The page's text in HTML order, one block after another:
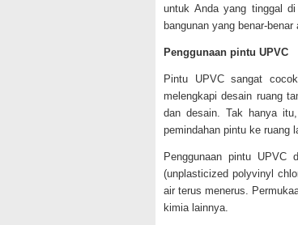
untuk Anda yang tinggal
bangunan yang benar-
Penggunaan pintu UPVC
Pintu UPVC sangat
melengkapi desain ruang
dan desain. Tak hanya
pemindahan pintu ke ruang
Penggunaan pintu UPVC
(unplasticized polyvinyl
air terus menerus.
kimia lainnya.